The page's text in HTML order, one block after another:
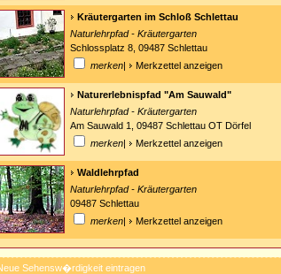
Kräutergarten im Schloß Schlettau
Naturlehrpfad - Kräutergarten
Schlossplatz 8, 09487 Schlettau
merken| Merkzettel anzeigen
Naturerlebnispfad "Am Sauwald"
Naturlehrpfad - Kräutergarten
Am Sauwald 1, 09487 Schlettau OT Dörfel
merken| Merkzettel anzeigen
Waldlehrpfad
Naturlehrpfad - Kräutergarten
09487 Schlettau
merken| Merkzettel anzeigen
Sehensw�rdigkeit eintragen